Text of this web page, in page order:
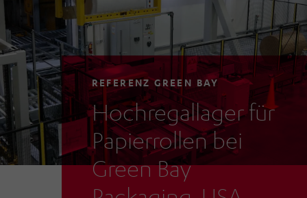
REFERENZ GREEN BAY
Hochregallager für
Papierrollen bei
Green Bay